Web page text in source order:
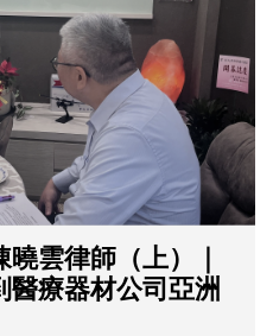
曉雲律師（上）｜
醫療器材公司亞洲